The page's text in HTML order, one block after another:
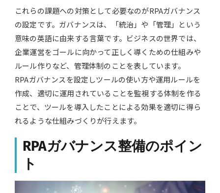
これらの課題への対策として必要なのがRPAガバナンス
の設定です。ガバナンスは、「統治」や「管理」という
意味の英語に由来する言葉です。ビジネスの世界では、
企業運営をゴールに向かって正しく導くための仕組みや
ルール作りなど、管理体制のことを表しています。
RPAガバナンスを設定しツールの使い方や運用ルールを
作成、適切に運用されていることを監視する体制を作る
ことで、ツールを導入したことによる効果を適切に得ら
れるような仕組みづくりが行えます。
RPAガバナンス整備のポイン
ト